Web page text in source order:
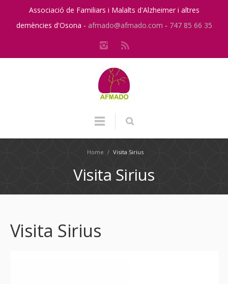
Associació de Familiars i Malalts d'Alzheimer i altres
demències d'Osona - afmado@afmado.com - 747 85 66 35
Home / Visita Sirius
Visita Sirius
Visita Sirius